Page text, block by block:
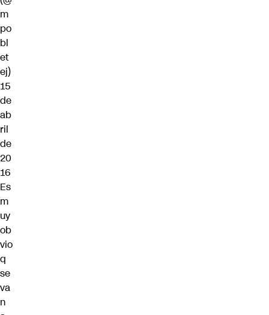
m
po
bl
et
ej)
15
de
ab
ril
de
20
16
Es
m
uy
ob
vio
q
se
va
n